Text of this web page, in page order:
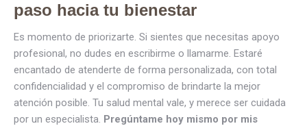
paso hacia tu bienestar
Es momento de priorizarte. Si sientes que necesitas apoyo
profesional, no dudes en escribirme o llamarme. Estaré
encantado de atenderte de forma personalizada, con total
confidencialidad y el compromiso de brindarte la mejor
atención posible. Tu salud mental vale, y merece ser cuidada
por un especialista. Pregúntame hoy mismo por mis